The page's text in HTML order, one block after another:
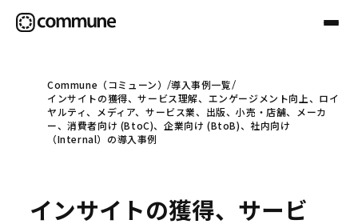
Communeについて
Commune（コミューン）
導入事例一覧
インサイトの獲得、サービス理解、エンゲージメント向上、ロイ
ヤルティ、メディア、サービス業、出版、小売・店舗、メーカ
ー、消費者向け (BtoC)、企業向け (BtoB)、社内向け
（Internal）の導入事例
インサイトの獲得、サービ